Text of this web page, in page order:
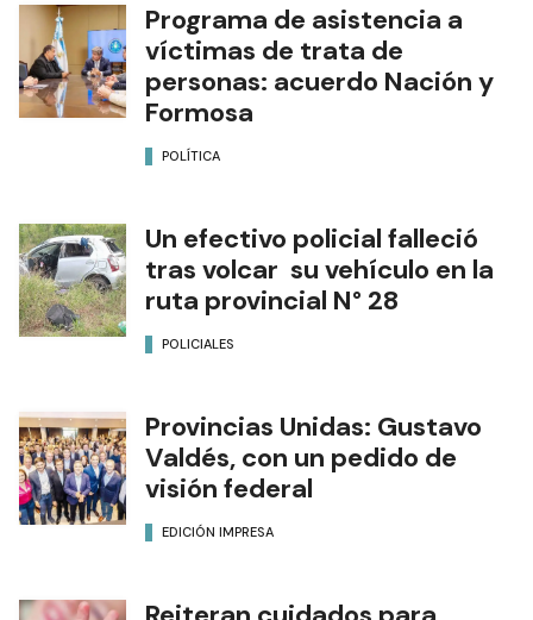
Programa de asistencia a
víctimas de trata de
personas: acuerdo Nación y
Formosa
POLÍTICA
Un efectivo policial falleció
tras volcar su vehículo en la
ruta provincial N° 28
POLICIALES
Provincias Unidas: Gustavo
Valdés, con un pedido de
visión federal
EDICIÓN IMPRESA